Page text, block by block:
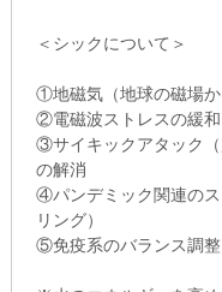
＜シックについて＞
①地磁気（地球の磁場
②電磁波ストレスの緩和
③サイキックアタック（
の解消
④パンデミック関連の
リング）
⑤免疫系のバランス調整